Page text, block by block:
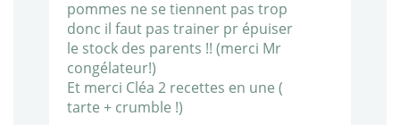
pommes ne se tiennent pas trop
donc il faut pas trainer pr épuiser
le stock des parents !! (merci Mr
congélateur!)
Et merci Cléa 2 recettes en une (
tarte + crumble !)